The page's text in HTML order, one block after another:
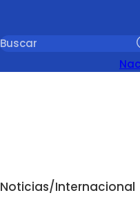
Noticias/Internacional